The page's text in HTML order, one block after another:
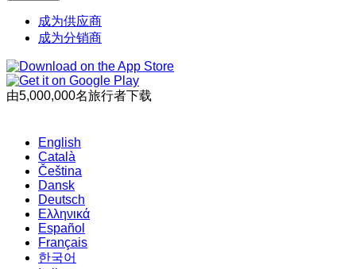
成为供应商
成为分销商
由5,000,000名旅行者下载
English
Català
Čeština
Dansk
Deutsch
Ελληνικά
Español
Français
한국어